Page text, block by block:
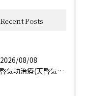
Recent Posts
2026/08/08
天啓気功治療(天啓気療)と財団の実在性を東京都内で確認する方法と信頼できる選び方